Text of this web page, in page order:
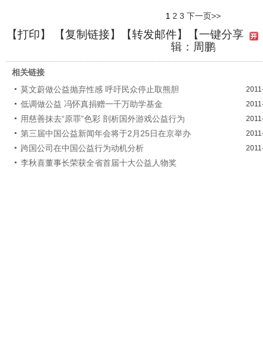
1 2 3 下一页>>
【打印】 【复制链接】【转发邮件】
【一键分享
辑：周鹏
相关链接
莫文蔚做公益抛弃性感 呼吁民众停止取熊胆
低调做公益 冯怀真捐赠一千万助学基金
用慈善抹去“原罪”色彩 剖析国外游戏公益行为
第三届中国公益新闻年会将于2月25日在京举办
跨国公司在中国公益行为动机分析
李秋喜董事长荣获全省首届十大公益人物奖